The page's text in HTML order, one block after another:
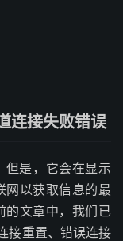
连接失败错误
但是，它会在显示
网以获取信息的最
的文章中，我们已
接重置、错误连接